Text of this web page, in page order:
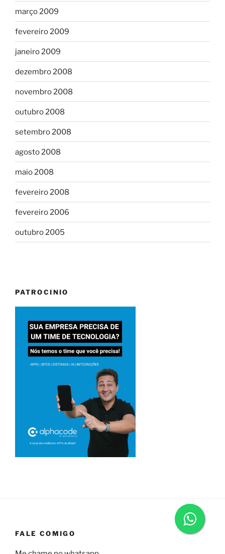
março 2009
fevereiro 2009
janeiro 2009
dezembro 2008
novembro 2008
outubro 2008
setembro 2008
agosto 2008
maio 2008
fevereiro 2008
fevereiro 2006
outubro 2005
PATROCINIO
FALE COMIGO